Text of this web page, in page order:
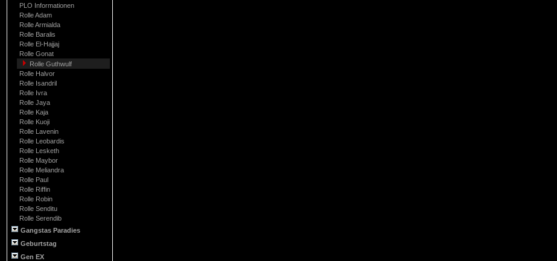
PLO Informationen
Rolle Adam
Rolle Armialda
Rolle Baralis
Rolle El-Hajjaj
Rolle Gonat
Rolle Guthwulf
Rolle Halvor
Rolle Isandril
Rolle Ivra
Rolle Jaya
Rolle Kaja
Rolle Kuoji
Rolle Lavenin
Rolle Leobardis
Rolle Lesketh
Rolle Maybor
Rolle Meliandra
Rolle Paul
Rolle Riffin
Rolle Robin
Rolle Senditu
Rolle Serendib
Gangstas Paradies
Geburtstag
Gen EX